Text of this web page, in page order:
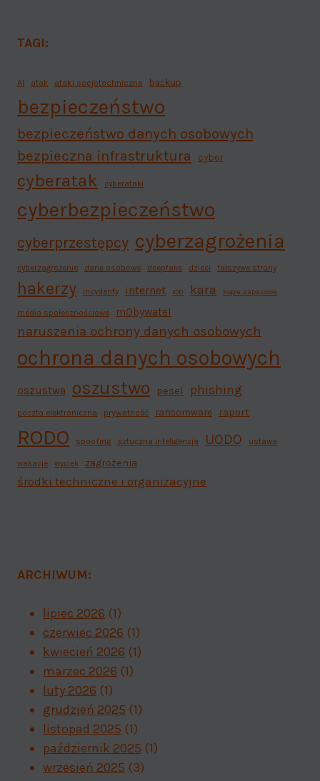
TAGI:
AI atak ataki socjotechniczne backup
bezpieczeństwo
bezpieczeństwo danych osobowych
bezpieczna infrastruktura
cyber
cyberatak cyberataki
cyberbezpieczeństwo
cyberprzestępcy cyberzagrożenia
cyberzagrożenie dane osobowe deepfake dzieci fałszywe strony
hakerzy incydenty internet IOD kara kopie zapasowe
media społecznościowe mObywatel
naruszenia ochrony danych osobowych
ochrona danych osobowych
oszustwa oszustwo pesel phishing
poczta elektroniczna prywatność ransomware raport
RODO spoofing sztuczna inteligencja UODO ustawa
wakacje wyciek zagrożenia
środki techniczne i organizacyjne
ARCHIWUM:
lipiec 2026 (1)
czerwiec 2026 (1)
kwiecień 2026 (1)
marzec 2026 (1)
luty 2026 (1)
grudzień 2025 (1)
listopad 2025 (1)
październik 2025 (1)
wrzesień 2025 (3)